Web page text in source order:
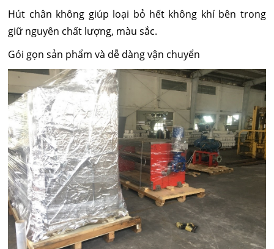
Hút chân không giúp loại bỏ hết không khí bên trong
giữ nguyên chất lượng, màu sắc.
Gói gọn sản phẩm và dễ dàng vận chuyển